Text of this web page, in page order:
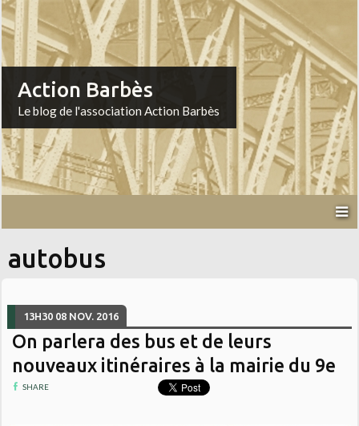
Action Barbès
Le blog de l'association Action Barbès
autobus
13H30 08 NOV. 2016
On parlera des bus et de leurs
nouveaux itinéraires à la mairie du 9e
SHARE